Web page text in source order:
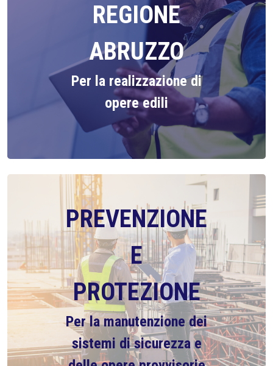
REGIONE
ABRUZZO
Per la realizzazione di
opere edili
PREVENZIONE
E
PROTEZIONE
Per la manutenzione dei
sistemi di sicurezza e